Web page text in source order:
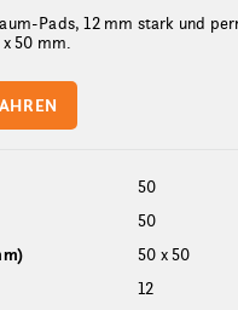
Pads, 12 mm stark und
50 mm.
50
50
50 x 50
12